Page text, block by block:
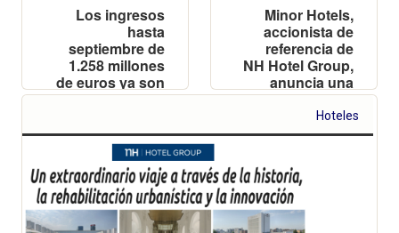
Los ingresos
hasta
septiembre de
1.258 millones
de euros ya son
ligeramente
reportados en el
mismo periodo
de 2019
Minor Hotels,
accionista de
referencia de
NH Hotel Group,
anuncia una
nueva
incorporación a
su cartera en
Hoteles